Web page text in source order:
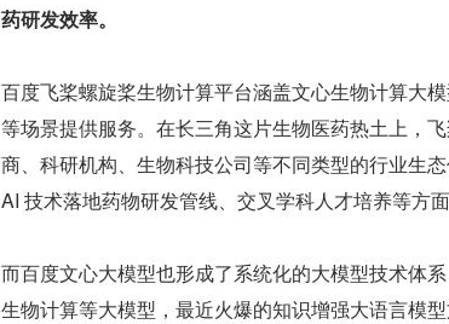
药研发效率。
百度飞桨螺旋桨生物计算平台涵盖文心生物计算大
等场景提供服务。在长三角这片生物医药热土上，
商、科研机构、生物科技公司等不同类型的行业生
AI 技术落地药物研发管线、交叉学科人才培养等方
而百度文心大模型也形成了系统化的大模型技术体
生物计算等大模型，最近火爆的知识增强大语言模